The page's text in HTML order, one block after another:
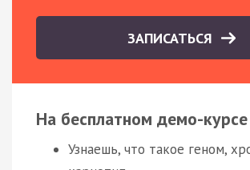
ЗАПИСАТЬСЯ
На бесплатном демо-
Узнаешь, что такое геном,